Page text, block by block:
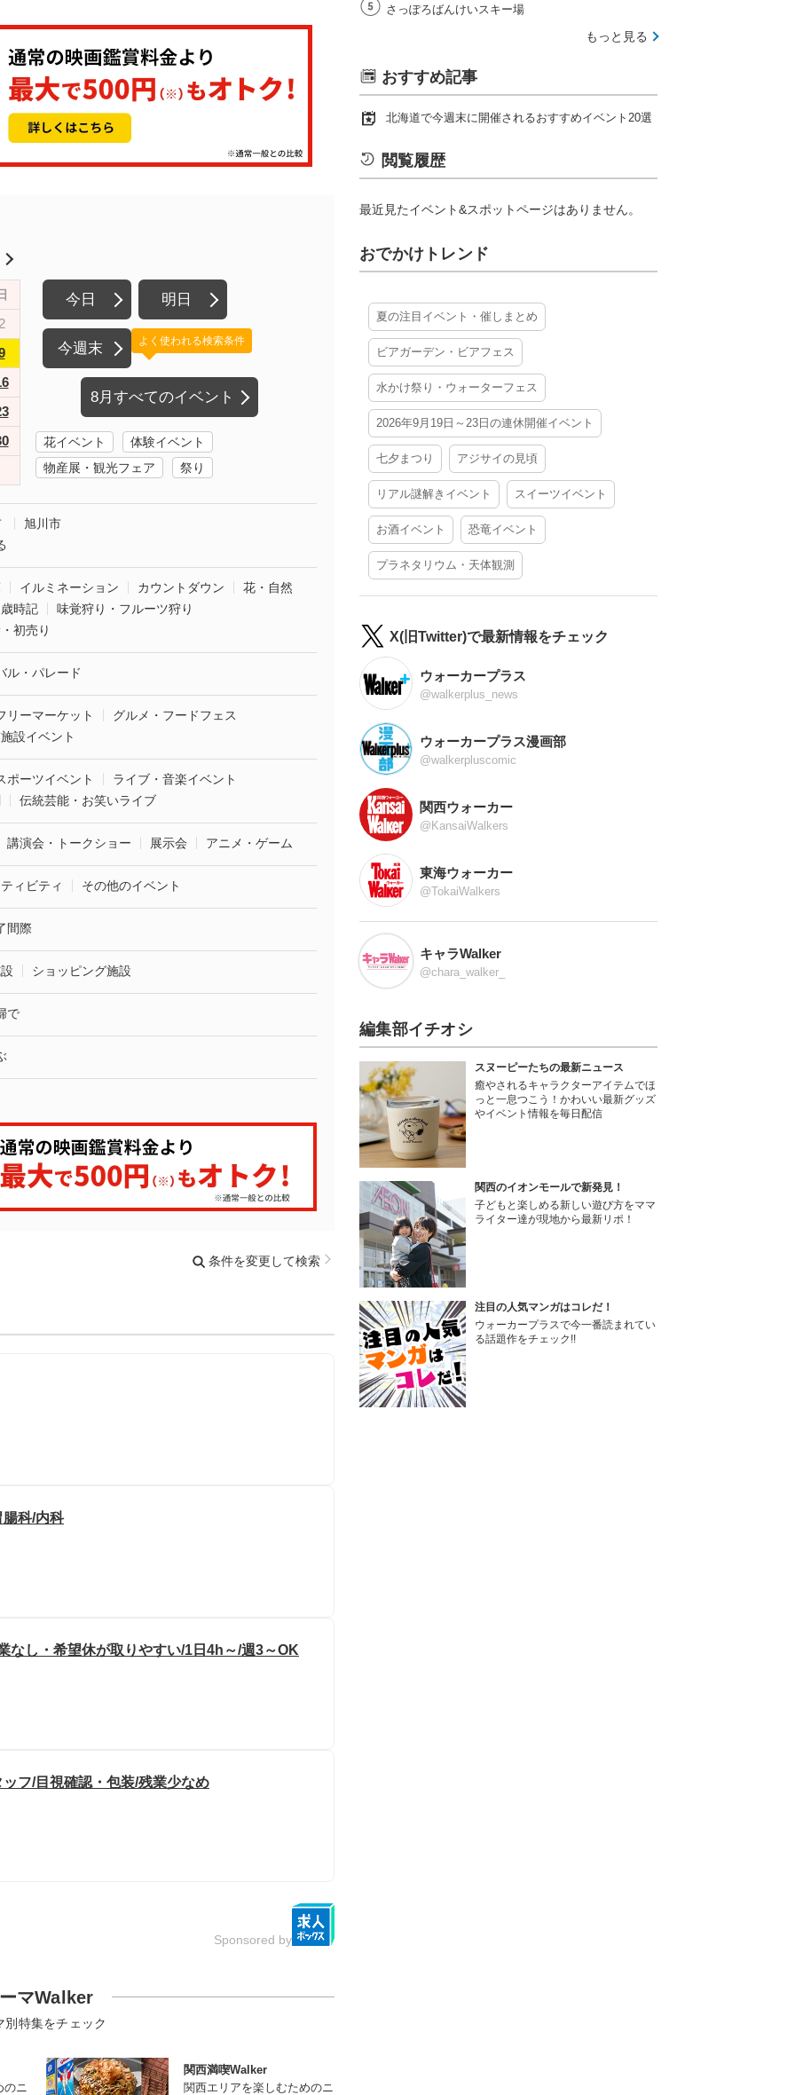
今日 明日
今週末
8月すべてのイベント
よく使われる検索条件
花イベント
体験イベント
物産展・観光フェア
祭り
旭川市
イルミネーション カウントダウン
花・自然
時記
味覚狩り・フルーツ狩り
初売り
ル・パレード
リーマーケット
グルメ・フードフェス
設イベント
ポーツイベント
ライブ・音楽イベント
伝統芸能・お笑いライブ
講演会・トークショー 展示会 アニメ・ゲーム
ィビティ その他のイベント
間際
ショッピング施設
で
条件を変更して検索
科/内科
なし・希望休が取りやすい/1日4h～/週3～OK
フ/目視確認・包装/残業少なめ
Sponsored by
マWalker
別特集をチェック
のニ
関西満喫Walker
関西エリアを楽しむためのニ
さっぽろばんけいスキー場
もっと見る
おすすめ記事
北海道で今週末に開催されるおすすめイベント20選
閲覧履歴
最近見たイベント&スポットページはありません。
おでかけトレンド
夏の注目イベント・催しまとめ
ビアガーデン・ビアフェス
水かけ祭り・ウォーターフェス
2026年9月19日～23日の連休開催イベント
七夕まつり アジサイの見頃
リアル謎解きイベント スイーツイベント
お酒イベント 恐竜イベント
プラネタリウム・天体観測
X(旧Twitter)で最新情報をチェック
ウォーカープラス
@walkerplus_news
ウォーカープラス漫画部
@walkerpluscomic
関西ウォーカー
@KansaiWalkers
東海ウォーカー
@TokaiWalkers
キャラWalker
@chara_walker_
編集部イチオシ
スヌーピーたちの最新ニュース
癒やされるキャラクターアイテムでほ
っと一息つこう！かわいい最新グッズ
やイベント情報を毎日配信
関西のイオンモールで新発見！
子どもと楽しめる新しい遊び方をママ
ライター達が現地から最新リポ！
注目の人気マンガはコレだ！
ウォーカープラスで今一番読まれてい
る話題作をチェック!!